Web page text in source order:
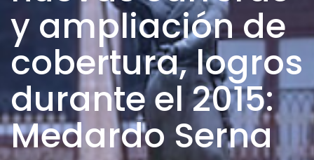
y ampliación de
cobertura, logros
durante el 2015:
Medardo Serna